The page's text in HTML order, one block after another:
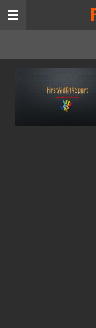
Ga
hoofdinhoud